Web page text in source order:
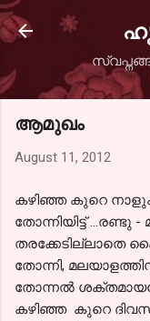
ആമുഖം
August 11, 2012
കഴിഞ്ഞ കുറെ
തോന്നിയിട്ട്
തരക്കേടില്ലാതെ
തോന്നി,
തോന്നല്‍
കഴിഞ്ഞ കുറെ